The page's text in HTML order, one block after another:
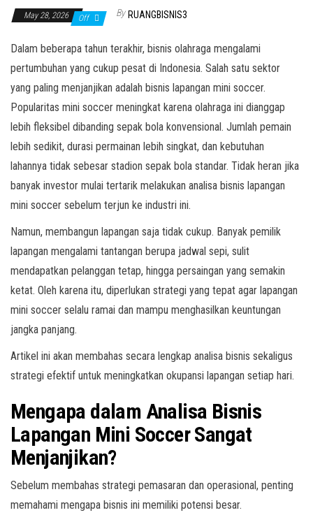
May 28, 2026 Off By RUANGBISNIS3
Dalam beberapa tahun terakhir, bisnis olahraga mengalami
pertumbuhan yang cukup pesat di Indonesia. Salah satu sektor
yang paling menjanjikan adalah bisnis lapangan mini soccer.
Popularitas mini soccer meningkat karena olahraga ini dianggap
lebih fleksibel dibanding sepak bola konvensional. Jumlah pemain
lebih sedikit, durasi permainan lebih singkat, dan kebutuhan
lahannya tidak sebesar stadion sepak bola standar. Tidak heran jika
banyak investor mulai tertarik melakukan analisa bisnis lapangan
mini soccer sebelum terjun ke industri ini.
Namun, membangun lapangan saja tidak cukup. Banyak pemilik
lapangan mengalami tantangan berupa jadwal sepi, sulit
mendapatkan pelanggan tetap, hingga persaingan yang semakin
ketat. Oleh karena itu, diperlukan strategi yang tepat agar lapangan
mini soccer selalu ramai dan mampu menghasilkan keuntungan
jangka panjang.
Artikel ini akan membahas secara lengkap analisa bisnis sekaligus
strategi efektif untuk meningkatkan okupansi lapangan setiap hari.
Mengapa dalam Analisa Bisnis
Lapangan Mini Soccer Sangat
Menjanjikan?
Sebelum membahas strategi pemasaran dan operasional, penting
memahami mengapa bisnis ini memiliki potensi besar.